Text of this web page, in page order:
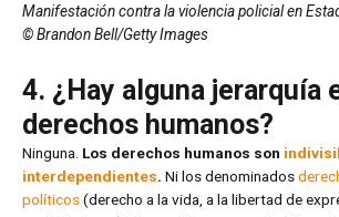
Manifestación contra la violencia policial en
© Brandon Bell/Getty Images
4. ¿Hay alguna jerarquía
derechos humanos?
Ninguna. Los derechos humanos son
interdependientes. Ni los denominados
políticos(derecho a la vida, a la libertad de